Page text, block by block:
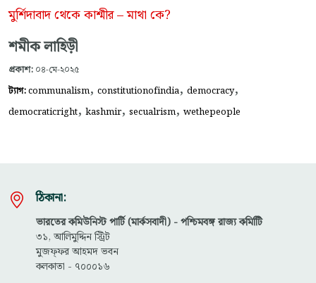
মুর্শিদাবাদ থেকে কাশ্মীর – মাথা কে?
শমীক লাহিড়ী
প্রকাশ: ০৪-মে-২০২৫
ট্যাগ:communalism, constitutionofindia, democracy,
democraticright, kashmir, secualrism, wethepeople
ঠিকানা:
ভারতের কমিউনিস্ট পার্টি (মার্কসবাদী) - পশ্চিমবঙ্গ রাজ্য কমিটিি
৩১, আলিমুদ্দিন স্ট্রিট
মুজফ্ফ‌র আহমদ ভবন
কলকাতা - ৭০০০১৬